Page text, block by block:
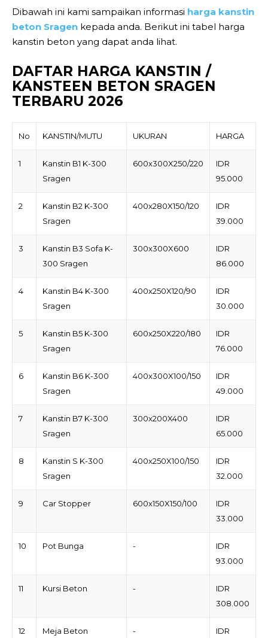
Dibawah ini kami sampaikan informasi harga kanstin
beton Sragen kepada anda. Berikut ini tabel harga
kanstin beton yang dapat anda lihat.
DAFTAR HARGA KANSTIN /
KANSTEEN BETON SRAGEN
TERBARU 2026
No KANSTIN/MUTU UKURAN HARGA
1
Kanstin B1 K-300
Sragen
600x300X250/220
IDR
95.000
2
Kanstin B2 K-300
Sragen
400x280X150/120
IDR
39.000
3
Kanstin B3 Sofa K-
300 Sragen
300x300X600
IDR
86.000
4
Kanstin B4 K-300
Sragen
400x250X120/90
IDR
30.000
5
Kanstin B5 K-300
Sragen
600x250X220/180
IDR
76.000
6
Kanstin B6 K-300
Sragen
400x300X100/150
IDR
49.000
7
Kanstin B7 K-300
Sragen
300x200X400
IDR
65.000
8
Kanstin S K-300
Sragen
400x250X100/150
IDR
32.000
9 Car Stopper 600x150X150/100
IDR
33.000
10 Pot Bunga -
IDR
93.000
11 Kursi Beton -
IDR
308.000
12 Meja Beton -
IDR